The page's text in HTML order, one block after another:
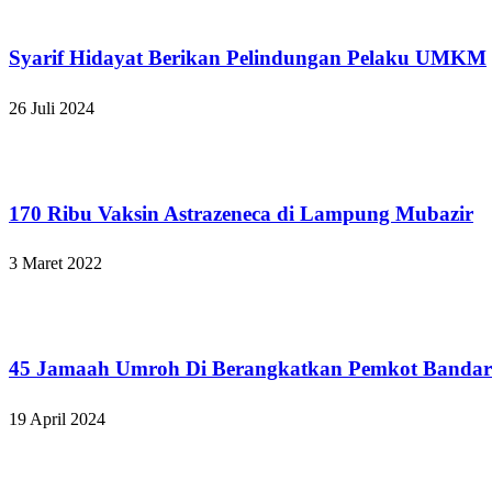
Syarif Hidayat Berikan Pelindungan Pelaku UMKM
26 Juli 2024
170 Ribu Vaksin Astrazeneca di Lampung Mubazir
3 Maret 2022
45 Jamaah Umroh Di Berangkatkan Pemkot
19 April 2024